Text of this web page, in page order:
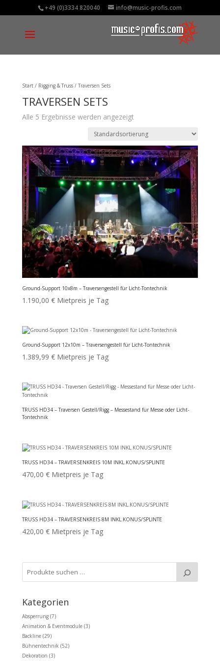
+49 (0)3334 820040 info@music-profis.com
Start/ Rigging & Truss/ Traversen Sets
TRAVERSEN SETS
Alle 5 Ergebnisse werden angezeigt
Ground-Support 10x8m – Traversengestell für Licht-Tontechnik
1.190,00 € Mietpreis je Tag
Ground-Support 12x10m – Traversengestell für Licht-Tontechnik
1.389,99 € Mietpreis je Tag
TRUSS HD34 – Traversen Gestell/Rigg – Messestand für Messe oder Licht-
Tontechnik
TRUSS HD34 – TRAVERSENKREIS 10M INKL.KONUS/SPLINTE
470,00 € Mietpreis je Tag
TRUSS HD34 – TRAVERSENKREIS 8M INKL.KONUS/SPLINTE
420,00 € Mietpreis je Tag
Kategorien
Absperrung (7)
Animation & Eventmodule (3)
Backline (29)
Bühnentechnik (52)
Dekoration (3)